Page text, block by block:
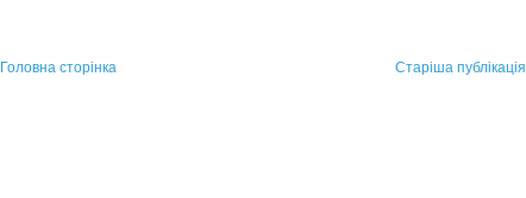
Старіша публікація
Головна сторінка